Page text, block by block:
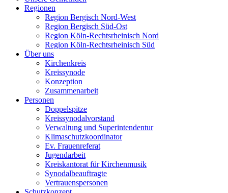
Regionen
Region Bergisch Nord-West
Region Bergisch Süd-Ost
Region Köln-Rechtsrheinisch Nord
Region Köln-Rechtsrheinisch Süd
Über uns
Kirchenkreis
Kreissynode
Konzeption
Zusammenarbeit
Personen
Doppelspitze
Kreissynodalvorstand
Verwaltung und Superintendentur
Klimaschutzkoordinator
Ev. Frauenreferat
Jugendarbeit
Kreiskantorat für Kirchenmusik
Synodalbeauftragte
Vertrauenspersonen